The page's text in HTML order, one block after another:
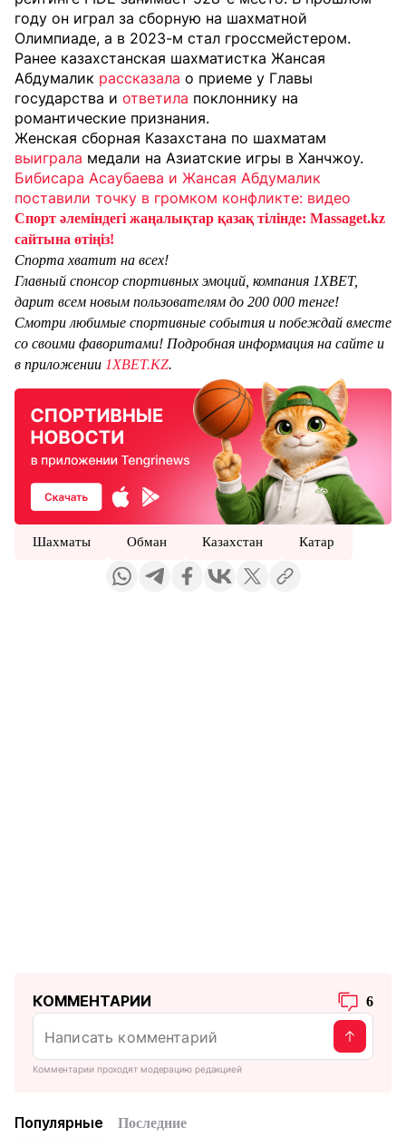
году он играл за сборную на шахматной
Олимпиаде, а в 2023-м стал гроссмейстером.
Ранее казахстанская шахматистка Жансая
Абдумалик рассказала о приеме у Главы
государства и ответила поклоннику на
романтические признания.
Женская сборная Казахстана по шахматам
выиграла медали на Азиатские игры в Ханчжоу.
Бибисара Асаубаева и Жансая Абдумалик
поставили точку в громком конфликте: видео
Спорт әлеміндегі жаңалықтар қазақ тілінде: Massaget.kz
сайтына өтіңіз!
Спорта хватит на всех!
Главный спонсор спортивных эмоций, компания 1XBET,
дарит всем новым пользователям до 200 000 тенге!
Смотри любимые спортивные события и побеждай вместе
со своими фаворитами! Подробная информация на сайте и
в приложении 1XBET.KZ.
Шахматы Обман Казахстан Катар
КОММЕНТАРИИ 6
Комментарии проходят модерацию редакцией
Популярные Последние